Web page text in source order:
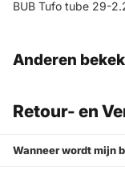
BUB Tufo tube 29-
Anderen
Retour- en
Wanneer wordt mijn